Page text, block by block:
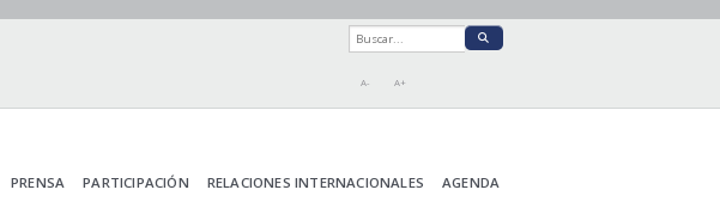
A- A+
PRENSA PARTICIPACIÓN RELACIONES INTERNACIONALES AGENDA